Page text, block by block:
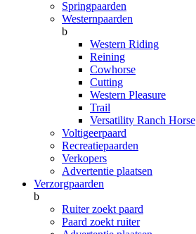
Springpaarden
Westernpaarden
b
Western Riding
Reining
Cowhorse
Cutting
Western Pleasure
Trail
Versatility Ranch Horse
Voltigeerpaard
Recreatiepaarden
Verkopers
Advertentie plaatsen
Verzorgpaarden
b
Ruiter zoekt paard
Paard zoekt ruiter